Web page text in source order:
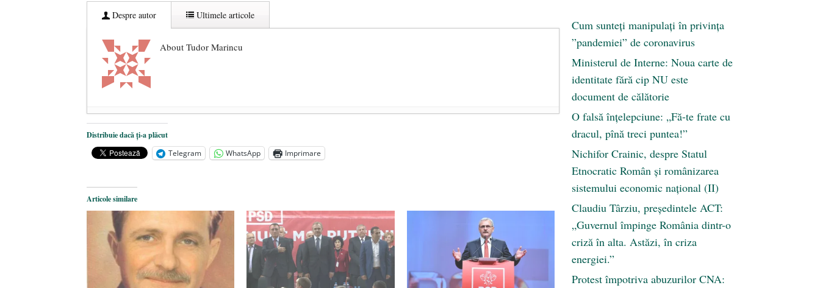
Despre autor Ultimele articole
About Tudor Marincu
De ce propaganda LGBT nu-și are locul în unitățile de învățământ
Anarhia din SUA e opera stângii radicale - 2 iunie 2020
Pe zi ce trece mă conving că mass media are prea puțin a face cu informarea
Distribuie dacă ți-a plăcut
Telegram
WhatsApp Imprimare
Articole similare
Cum sunteți manipulați în privința
”pandemiei” de coronavirus
Ministerul de Interne: Noua carte de
identitate fără cip NU este
document de călătorie
O falsă înțelepciune: „Fă-te frate cu
dracul, pînă treci puntea!”
Nichifor Crainic, despre Statul
Etnocratic Român şi românizarea
sistemului economic naţional (II)
Claudiu Târziu, președintele ACT:
„Guvernul împinge România dintr-o
criză în alta. Astăzi, în criza
energiei.”
Protest împotriva abuzurilor CNA: